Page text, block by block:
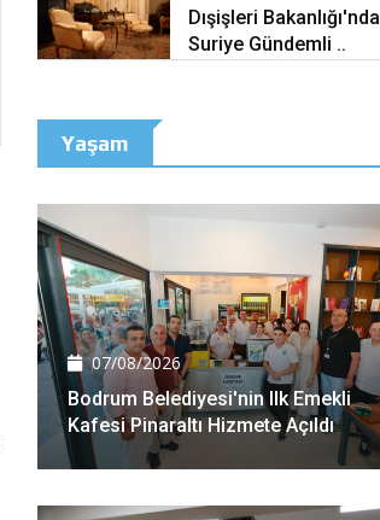
Dışişleri Bakanlığı'nda
Suriye Gündemli ..
Yaşam
07/08/2026
Bodrum Belediyesi'nin Ilk Emekli
Kafesi Pinaraltı Hizmete Açıldı